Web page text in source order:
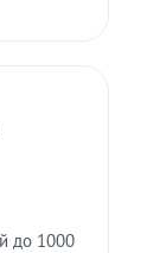
до 1000